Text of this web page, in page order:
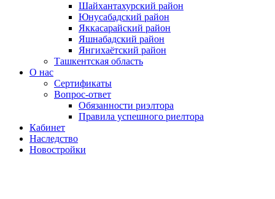
Шайхантахурский район
Юнусабадский район
Яккасарайский район
Яшнабадский район
Янгихаётский район
Ташкентская область
О нас
Сертификаты
Вопрос-ответ
Обязанности риэлтора
Правила успешного риелтора
Кабинет
Наследство
Новостройки